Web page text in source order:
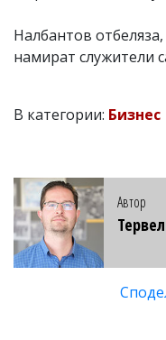
Налбантов
намират служители
В категории: Бизнес
Автор